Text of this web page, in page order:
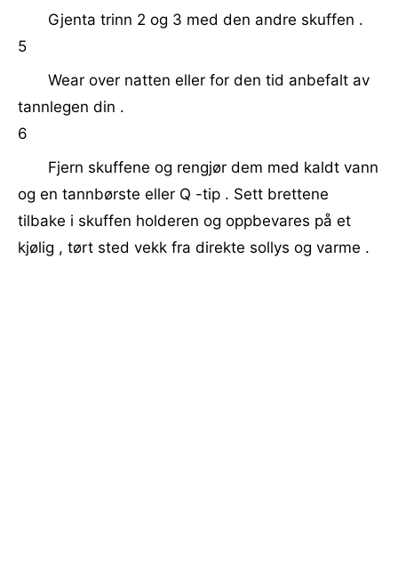
Gjenta trinn 2 og 3 med den andre skuffen .
5
Wear over natten eller for den tid anbefalt av
tannlegen din .
6
Fjern skuffene og rengjør dem med kaldt vann
og en tannbørste eller Q -tip . Sett brettene
tilbake i skuffen holderen og oppbevares på et
kjølig , tørt sted vekk fra direkte sollys og varme .